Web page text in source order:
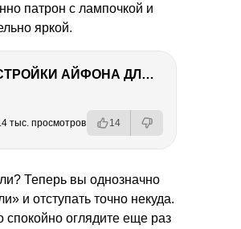
патрон с лампочкой и
яркой.
НАСТРОЙКИ АЙФОНА ДЛЯ ФОТО И ВИДЕО
тыс. просмотров 14
Теперь вы однозначно
и отступать точно некуда.
спокойно оглядите еще раз